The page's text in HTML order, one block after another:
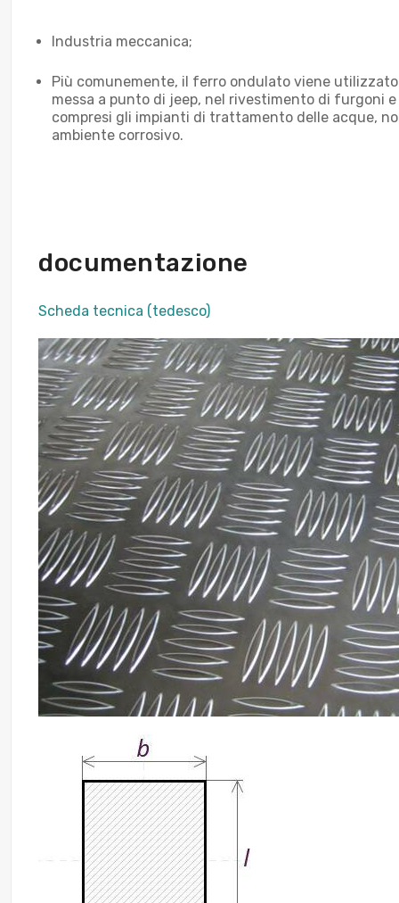
Industria meccanica;
Più comunemente, il ferro ondulato viene
messa a punto di jeep, nel rivestimento di furgoni
compresi gli impianti di trattamento delle acque,
ambiente corrosivo.
documentazione
Scheda tecnica (tedesco)